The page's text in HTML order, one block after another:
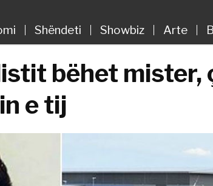
Shëndeti Showbiz Arte
bëhet mister,
e tij